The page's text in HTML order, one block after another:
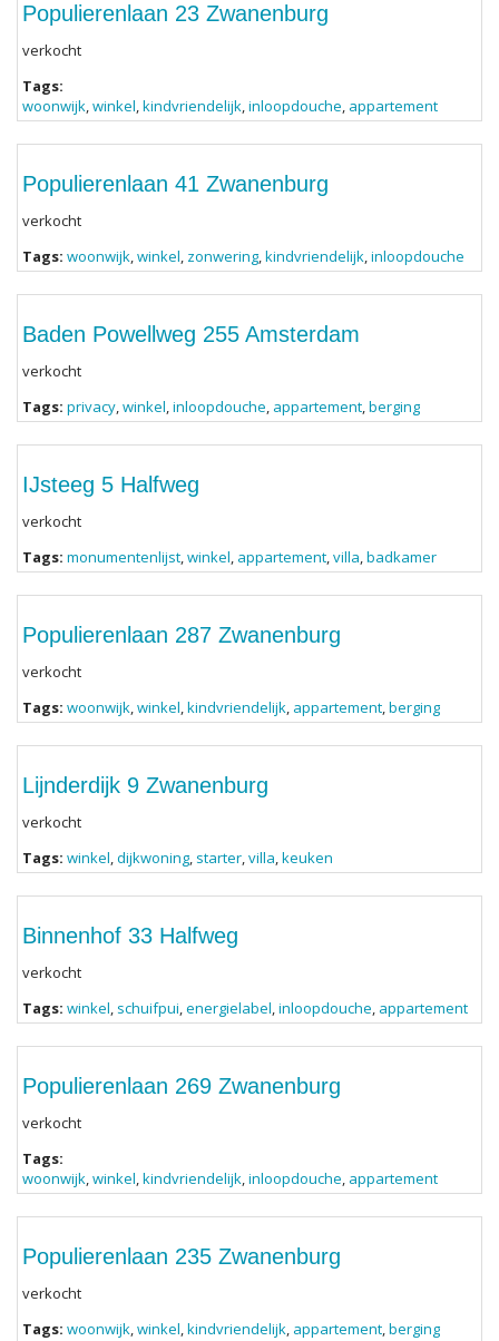
Populierenlaan 23 Zwanenburg
verkocht
Tags:
woonwijk,winkel,kindvriendelijk,inloopdouche, appartement
Populierenlaan 41 Zwanenburg
verkocht
Tags: woonwijk,winkel, zonwering,kindvriendelijk,inloopdouche
Baden Powellweg 255 Amsterdam
verkocht
Tags: privacy,winkel,inloopdouche, appartement,berging
IJsteeg 5 Halfweg
verkocht
Tags: monumentenlijst,winkel, appartement,villa,badkamer
Populierenlaan 287 Zwanenburg
verkocht
Tags: woonwijk,winkel,kindvriendelijk, appartement,berging
Lijnderdijk 9 Zwanenburg
verkocht
Tags: winkel,dijkwoning, starter,villa,keuken
Binnenhof 33 Halfweg
verkocht
Tags: winkel, schuifpui,energielabel,inloopdouche, appartement
Populierenlaan 269 Zwanenburg
verkocht
Tags:
woonwijk,winkel,kindvriendelijk,inloopdouche, appartement
Populierenlaan 235 Zwanenburg
verkocht
Tags: woonwijk,winkel,kindvriendelijk, appartement,berging